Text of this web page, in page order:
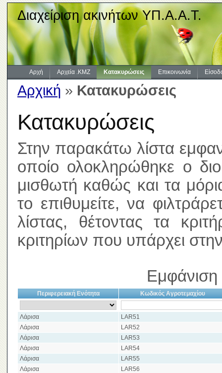
Διαχείριση ακινήτων ΥΠ.Α.Α.Τ.
Αρχή Αρχεία .KMZ Κατακυρώσεις Επικοινωνία
Αρχική » Κατακυρώσεις
Κατακυρώσεις
Στην παρακάτω λίστα
οποίο ολοκληρώθηκε ο
μισθωτή καθώς και τα
το επιθυμείτε, να
λίστας, θέτοντας τα
κριτηρίων που υπάρχει
Περιφερειακή Ενότητα Κωδικός Αγροτεμαχίου
Λάρισα
LAR51
Λάρισα
LAR52
Λάρισα
LAR53
Λάρισα
LAR54
Λάρισα
LAR55
Λάρισα
LAR56